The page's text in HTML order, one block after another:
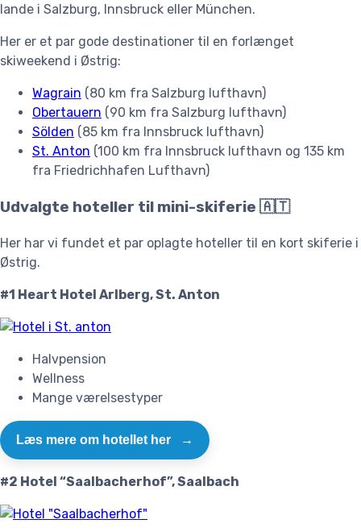
lande i Salzburg, Innsbruck eller München.
Her er et par gode destinationer til en forlænget
skiweekend i Østrig:
Wagrain (80 km fra Salzburg lufthavn)
Obertauern (90 km fra Salzburg lufthavn)
Sölden (85 km fra Innsbruck lufthavn)
St. Anton (100 km fra Innsbruck lufthavn og 135 km
fra Friedrichhafen Lufthavn)
Udvalgte hoteller til mini-skiferie 🇦🇹
Her har vi fundet et par oplagte hoteller til en kort skiferie i
Østrig.
#1 Heart Hotel Arlberg, St. Anton
Halvpension
Wellness
Mange værelsestyper
Læs mere om hotellet her →
#2 Hotel “Saalbacherhof”, Saalbach